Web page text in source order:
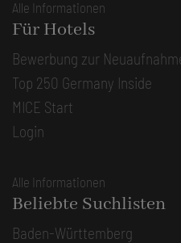
Alle Informationen
Für Hotels
Bewerbung zur
Top 250 Germany Inside
MICE Start
Login
Alle Informationen
Beliebte Suchlisten
Baden-Württemberg